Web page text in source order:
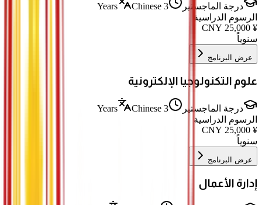
درجة الماجستير 3 Years
Chinese
الرسوم الدراسية
¥
25,000
سنوياً
عرض البرنامج
علوم التكنولوجيا الإلكترونية
درجة الماجستير 3 Years
Chinese
الرسوم الدراسية
¥
25,000
سنوياً
عرض البرنامج
إدارة الأعمال